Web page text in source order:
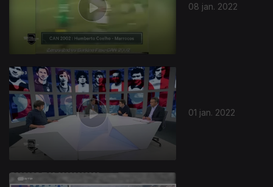
08 jan. 2022
01 jan. 2022